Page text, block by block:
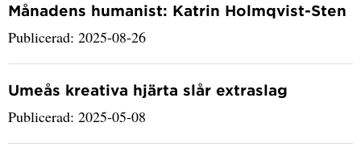
Månadens humanist: Katrin Holmqvist-Sten
Publicerad: 2025-08-26
Umeås kreativa hjärta slår extraslag
Publicerad: 2025-05-08